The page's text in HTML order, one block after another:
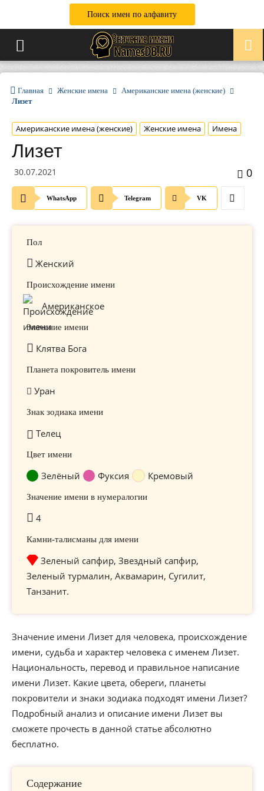
Поиск имен по алфавиту
Главная Женские имена
Американские имена (женские)
Лизет
Американские имена (женские) Женские имена Имена
Лизет
30.07.2021 0
WhatsApp Telegram VK
Пол
Женский
Происхождение имени
Американское
Значение имени
Клятва Бога
Планета покровитель имени
Уран
Знак зодиака имени
Телец
Цвет имени
Зелёный Фуксия Кремовый
Значение имени в нумералогии
4
Камни-талисманы для имени
Зеленый сапфир, Звездный сапфир,
Зеленый турмалин, Аквамарин, Сугилит,
Танзанит.
Значение имени Лизет для человека, происхождение
имени, судьба и характер человека с именем Лизет.
Национальность, перевод и правильное написание
имени Лизет. Какие цвета, обереги, планеты
покровители и знаки зодиака подходят имени Лизет?
Подробный анализ и описание имени Лизет вы
сможете прочесть в данной статье абсолютно
бесплатно.
Содержание